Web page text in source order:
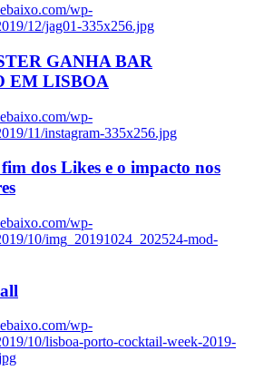
wp-
12/jag01-335x256.jpg
GANHA BAR
EM LISBOA
wp-
11/instagram-335x256.jpg
dos Likes e o impacto nos
wp-
10/img_20191024_202524-mod-
wp-
10/lisboa-porto-cocktail-week-2019-